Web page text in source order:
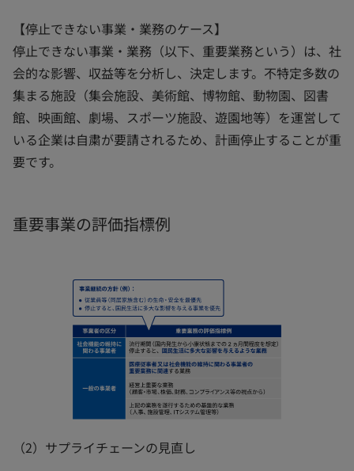
【停止できない事業・業務のケース】
停止できない事業・業務（以下、重要業務という）は、社
会的な影響、収益等を分析し、決定します。不特定多数の
集まる施設（集会施設、美術館、博物館、動物園、図書
館、映画館、劇場、スポーツ施設、遊園地等）を運営して
いる企業は自粛が要請されるため、計画停止することが重
要です。
重要事業の評価指標例
（2）サプライチェーンの見直し